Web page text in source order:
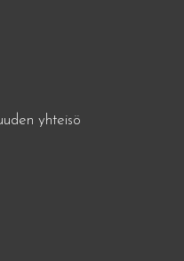
yhteisö